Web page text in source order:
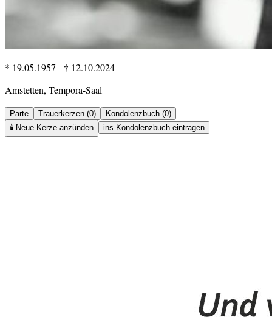
* 19.05.1957 - † 12.10.2024
Amstetten, Tempora-Saal
Parte Trauerkerzen (0)
Kondolenzbuch (0)
🕯️ Neue Kerze anzünden ins Kondolenzbuch eintragen